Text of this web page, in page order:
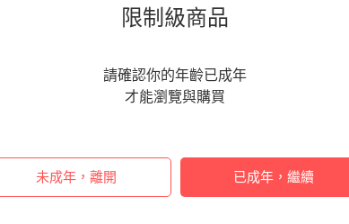
限制級商品
請確認你的年齡已成年
才能瀏覽與購買
未成年，離開 已成年，繼續